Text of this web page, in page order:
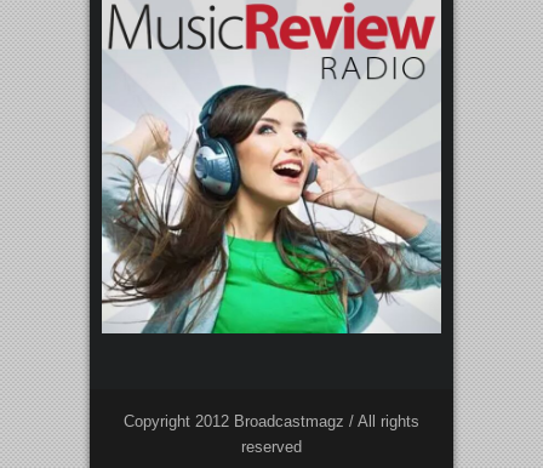
Copyright 2012 Broadcastmagz / All rights
reserved